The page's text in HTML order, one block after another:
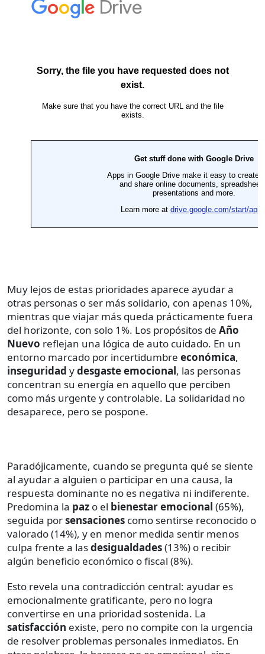
Muy lejos de estas prioridades aparece ayudar a
otras personas o ser más solidario, con apenas 10%,
mientras que viajar más queda prácticamente fuera
del horizonte, con solo 1%. Los propósitos de Año
Nuevo reflejan una lógica de auto cuidado. En un
entorno marcado por incertidumbre económica,
inseguridad ydesgaste emocional, las personas
concentran su energía en aquello que perciben
como más urgente y controlable. La solidaridad no
desaparece, pero se pospone.
Paradójicamente, cuando se pregunta qué se siente
al ayudar a alguien o participar en una causa, la
respuesta dominante no es negativa ni indiferente.
Predomina la paz o el bienestar emocional (65%),
seguida porsensaciones como sentirse reconocido o
valorado (14%), y en menor medida sentir menos
culpa frente a lasdesigualdades(13%) o recibir
algún beneficio económico o fiscal (8%).
Esto revela una contradicción central: ayudar es
emocionalmente gratificante, pero no logra
convertirse en una prioridad sostenida. La
satisfacción existe, pero no compite con la urgencia
de resolver problemas personales inmediatos. En